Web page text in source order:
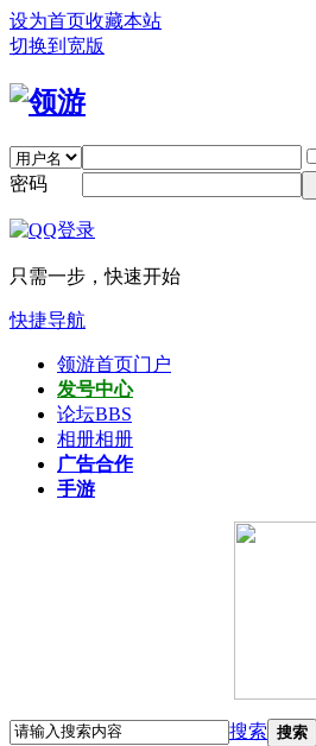
设为首页收藏本站
切换到宽版
密码
只需一步，快速开始
快捷导航
领游首页门户
发号中心
论坛BBS
相册相册
广告合作
手游
搜索 搜索